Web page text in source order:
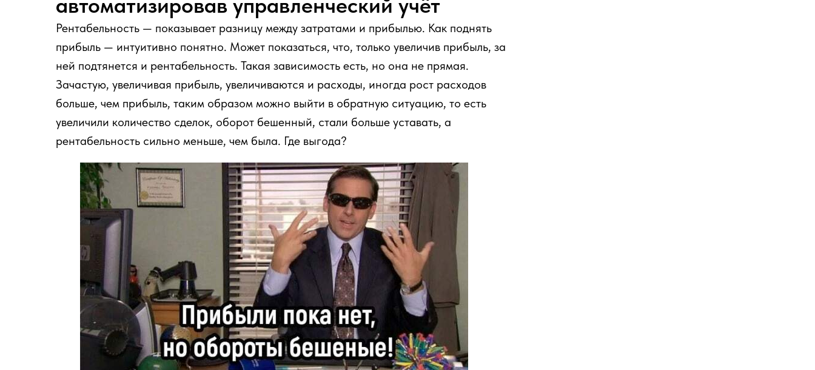
Рентабельность — показывает разницу между затратами и прибылью. Как поднять
прибыль — интуитивно понятно. Может показаться, что, только увеличив прибыль, за
ней подтянется и рентабельность. Такая зависимость есть, но она не прямая.
Зачастую, увеличивая прибыль, увеличиваются и расходы, иногда рост расходов
больше, чем прибыль, таким образом можно выйти в обратную ситуацию, то есть
увеличили количество сделок, оборот бешенный, стали больше уставать, а
рентабельность сильно меньше, чем была. Где выгода?